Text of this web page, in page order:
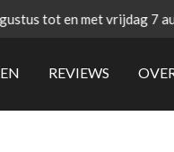
tot en met vrijdag 7
REVIEWS